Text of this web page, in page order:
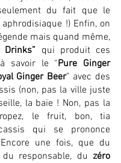
du fait que le
!) Enfin, on
mais quand même,
Drinks” qui produit ces
savoir le “Pure Ginger
Ginger Beer” avec des
(non, pas la ville juste
la baie ! Non, pas la
le fruit, bon, tia
qui se prononce
Encore une fois, que du
responsable, du zéro